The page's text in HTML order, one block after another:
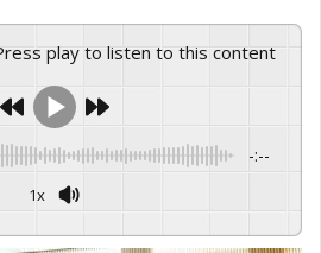
Press play to listen to this content
-:--
1x